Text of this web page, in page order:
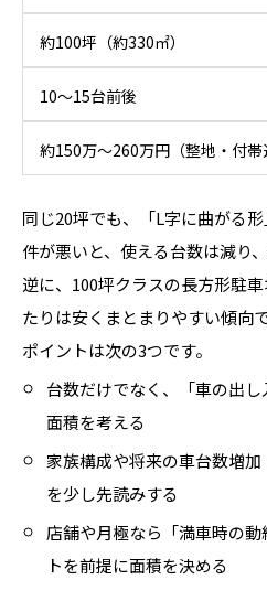
約100坪（約330㎡）
10〜15台前後
約150万〜260万円（整地・付帯
同じ20坪でも、「L字に曲がる
件が悪いと、使える台数は減り
逆に、100坪クラスの長方形駐
たりは安くまとまりやすい傾向で
ポイントは次の3つです。
台数だけでなく、「車の出
面積を考える
家族構成や将来の車台数増加
を少し先読みする
店舗や月極なら「満車時の
トを前提に面積を決める